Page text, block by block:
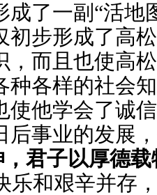
成了一副“活地
初步形成了高
，而且也使高
种各样的社会
使他学会了诚
后事业的发展
君子以厚德
和艰辛并存